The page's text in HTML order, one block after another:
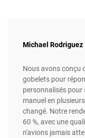
Michael Rodriguez
Nous avons conçu
gobelets pour
personnalisés pour
manuel en
changé. Notre
60 %, avec une
n'avions jamais